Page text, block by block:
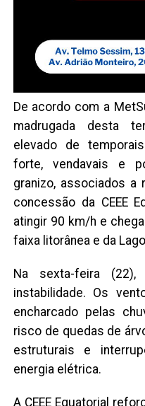
De acordo com a
madrugada desta
elevado de
forte, vendavais e
granizo, associados a
concessão da CEEE
atingir 90 km/h e
faixa litorânea e da
Na sexta-feira
instabilidade. Os
encharcado pelas
risco de quedas de
estruturais e
energia elétrica.
A CEEE Equatorial